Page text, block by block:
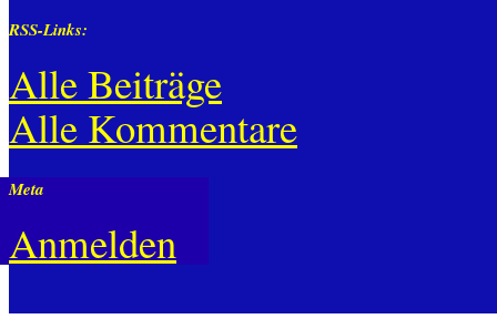
RSS-Links:
Alle Beiträge
Alle Kommentare
Meta
Anmelden